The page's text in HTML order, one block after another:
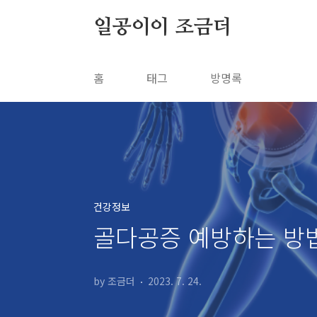
일공이이 조금더
홈 태그 방명록
건강정보
골다공증 예방하는 방
by 조금더 2023. 7. 24.